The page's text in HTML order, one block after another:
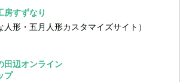
房すずなり
人形・五月人形カスタマイズサイト）
田辺オンライン
プ